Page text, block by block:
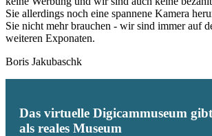
Sie allerdings noch eine spannene Kamera
Sie nicht mehr brauchen - wir sind immer auf
weiteren Exponaten.
Boris Jakubaschk
Das virtuelle Digicammuseum
als reales Museum